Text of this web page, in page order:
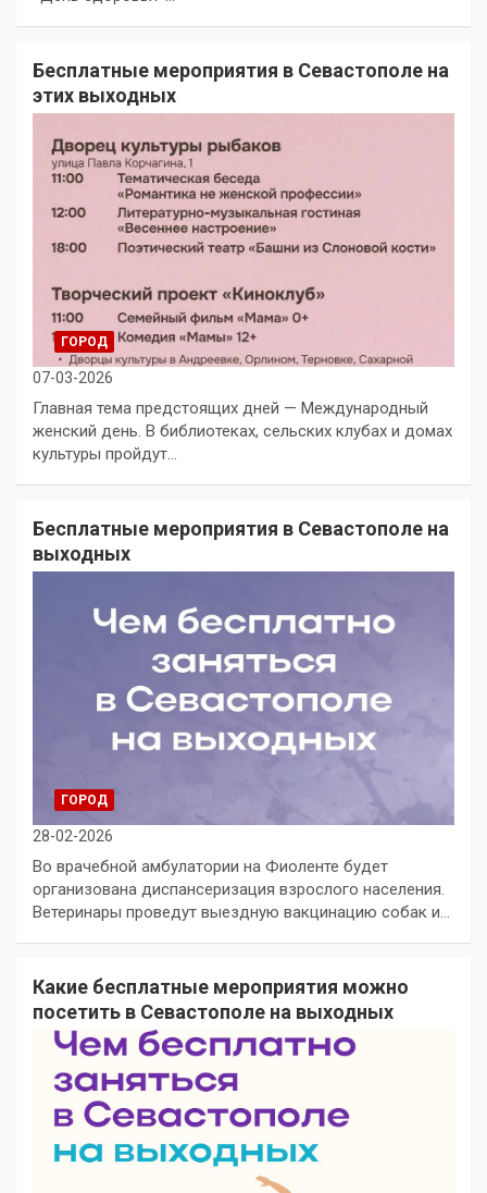
Бесплатные мероприятия в Севастополе на
этих выходных
ГОРОД
07-03-2026
Главная тема предстоящих дней — Международный
женский день. В библиотеках, сельских клубах и домах
культуры пройдут…
Бесплатные мероприятия в Севастополе на
выходных
ГОРОД
28-02-2026
Во врачебной амбулатории на Фиоленте будет
организована диспансеризация взрослого населения.
Ветеринары проведут выездную вакцинацию собак и…
Какие бесплатные мероприятия можно
посетить в Севастополе на выходных